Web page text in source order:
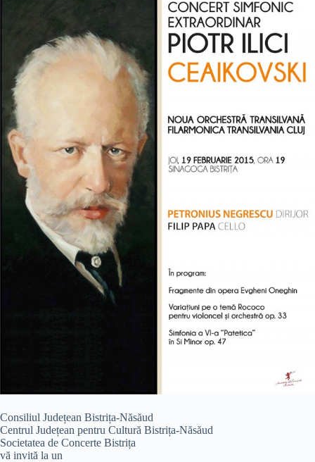
Consiliul Județean Bistrița-Năsăud
Centrul Județean pentru Cultură Bistrița-Năsăud
Societatea de Concerte Bistrița
vă invită la un